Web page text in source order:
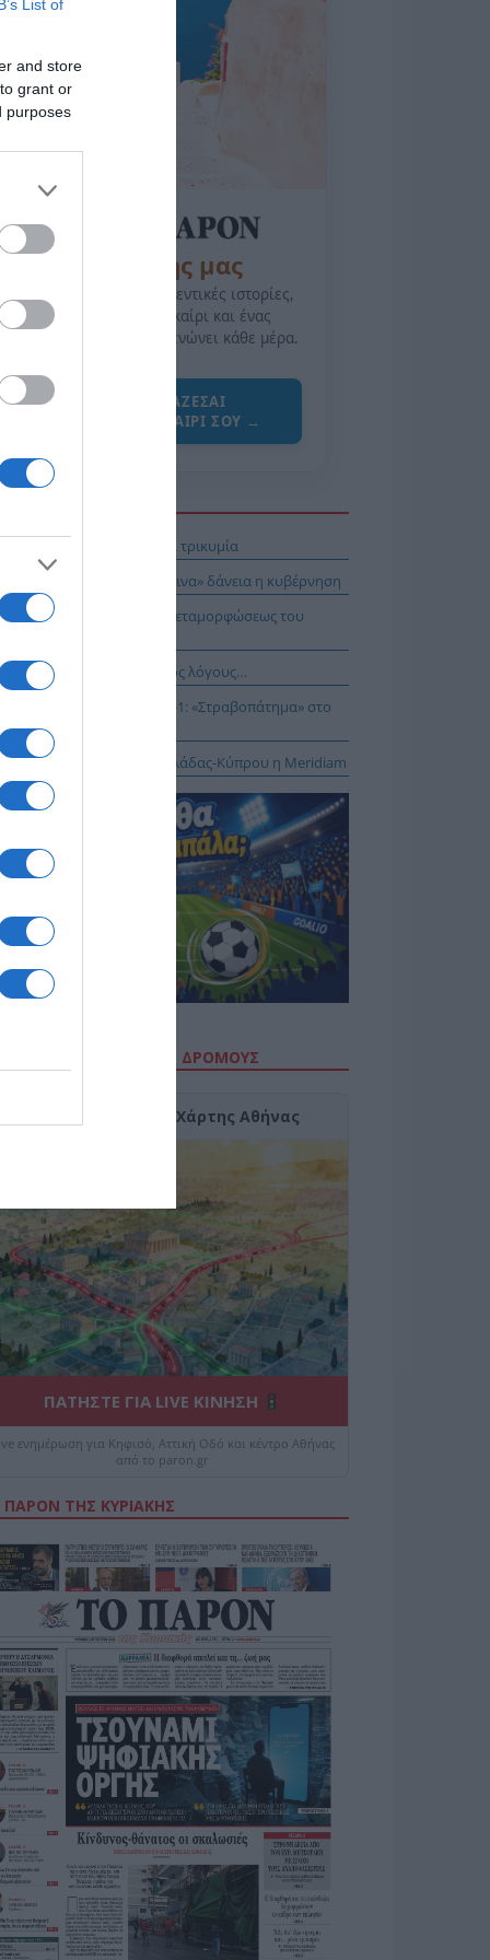
List of
and store
grant or
purposes
της Ζωής μας
Οι άνθρωποι, οι αυθεντικές ιστορίες,
το ελληνικό καλοκαίρι και ένας
πολιτισμός που μας ενώνει κάθε μέρα.
ΌΣΑ ΧΡΕΙΆΖΕΣΑΙ
ΓΙΑ ΤΟ ΚΑΛΟΚΑΊΡΙ ΣΟΥ →
Απ’ έξω νηνεμία και… μέσα τρικυμία
το στοίχημα με τα «κόκκινα» δάνεια η κυβέρνηση
Η Θεία Λειτουργία της Μεταμορφώσεως του
αλλά για τους λάθος λόγους…
– ΤΣΣΚΑ 1948 1-1: «Στραβοπάτημα» στο
Στο έργο διασύνδεσης Ελλάδας-Κύπρου η Meridiam
ΤΗΝ ΚΙΝΗΣΗ ΣΤΟΥΣ ΔΡΌΜΟΥΣ
Κίνηση Τώρα: Live Χάρτης Αθήνας
ΠΑΤΗΣΤΕ ΓΙΑ LIVE ΚΙΝΗΣΗ
ενημέρωση για Κηφισό, Αττική Οδό και κέντρο Αθήνας
από το paron.gr
ΤΗΣ ΚΥΡΙΑΚΗΣ